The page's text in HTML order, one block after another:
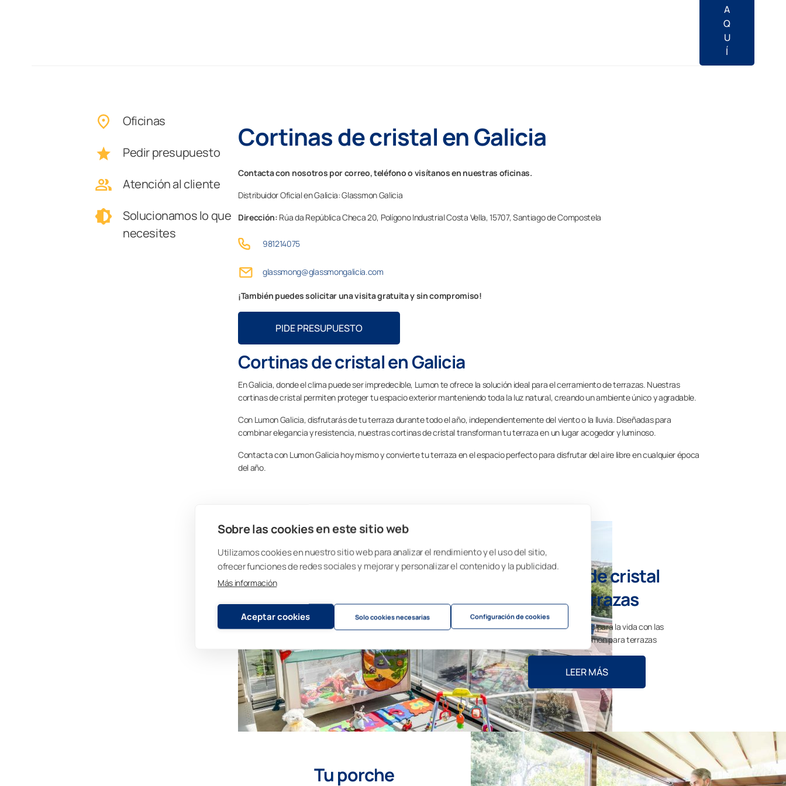
Sobre las cookies en este sitio web
Utilizamos cookies en nuestro sitio web para analizar el rendimiento y el uso del sitio,
ofrecer funciones de redes sociales y mejorar y personalizar el contenido y la publicidad.
Más información
Aceptar cookies Solo cookies necesarias Configuración de cookies
A
Q
U
Í
Oficinas
Pedir presupuesto
Atención al cliente
Solucionamos lo que
necesites
Cortinas de cristal en Galicia
Contacta con nosotros por correo, teléfono o visítanos en nuestras oficinas.
Distribuidor Oficial en Galicia: Glassmon Galicia
Dirección: Rúa da República Checa 20, Polígono Industrial Costa Vella,15707,Santiago de Compostela
981214075
glassmong@glassmongalicia.com
¡También puedes solicitar una visita gratuita y sin compromiso!
PIDE PRESUPUESTO
Cortinas de cristal en Galicia
En Galicia, donde el clima puede ser impredecible, Lumon te ofrece la solución ideal para el cerramiento de terrazas. Nuestras
cortinas de cristal permiten proteger tu espacio exterior manteniendo toda la luz natural, creando un ambiente único y agradable.
Con Lumon Galicia, disfrutarás de tu terraza durante todo el año, independientemente del viento o la lluvia. Diseñadas para
combinar elegancia y resistencia, nuestras cortinas de cristal transforman tu terraza en un lugar acogedor y luminoso.
Contacta con Lumon Galicia hoy mismo y convierte tu terraza en el espacio perfecto para disfrutar del aire libre en cualquier época
del año.
Cortinas de cristal
para terrazas
Disfruta de más espacio para la vida con las
cortinas de cristal Lumon para terrazas
LEER MÁS
Tu porche